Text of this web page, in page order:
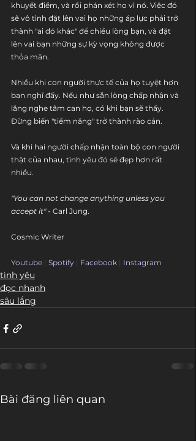
khuyết điểm, và rồi phán xét họ vì nó. Việc đó
sẽ vô tình đặt lên vai họ những áp lực phải trở
thành "ai đó khác" để chiều lòng bạn, và đặt
lên vai bạn những sự kỳ vọng không được
thỏa mãn.
Nhiều khi con người thực tế của họ tuyệt hơn
bạn nghĩ đấy. Nếu như sẵn lòng chấp nhận và
lắng nghe tâm can họ, có khi bạn sẽ thấy.
Đừng biến "tiềm năng" trở thành rào cản.
Và khi hai người chấp nhận toàn bộ con người
thật của nhau, tình yêu đó sẽ đẹp hơn rất
nhiều.
"You can not change anything unless you
accept it" - Carl Jung.
Cosmic Writer
Youtube | Spotify | Facebook | Instagram
tình yêu
đọc nhanh
sâu lắng
Bài đăng liên quan